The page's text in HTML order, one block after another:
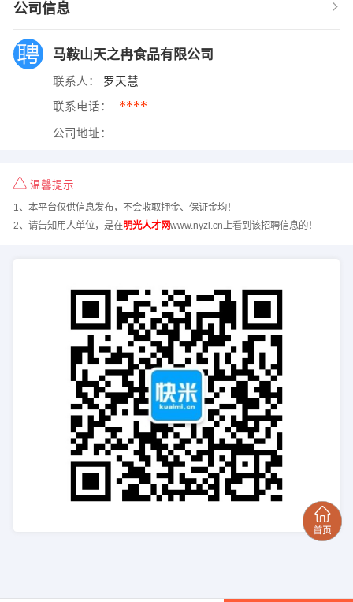
公司信息
马鞍山天之冉食品有限公司
联系人： 罗天慧
联系电话： ****
公司地址：
温馨提示
1、本平台仅供信息发布，不会收取押金、保证金均！
2、请告知用人单位，是在明光人才网www.nyzl.cn上看到该招聘信息的！